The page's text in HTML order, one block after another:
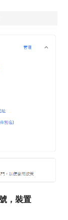
，裝置